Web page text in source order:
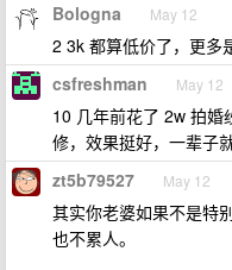
Bologna May 12
2 3k 都算低价了，更多
csfreshman May 12
10 几年前花了 2w 拍婚
修，效果挺好，一辈子
zt5b79527 May 12
其实你老婆如果不是特
也不累人。